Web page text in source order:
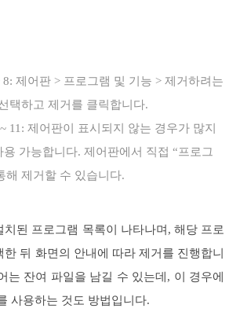
8: 제어판 > 프로그램 및 기능 > 제거하려는
택하고 제거를 클릭합니다.
11: 제어판이 표시되지 않는 경우가 많지
용 가능합니다. 제어판에서 직접 “프로그
해 제거할 수 있습니다.
치된 프로그램 목록이 나타나며, 해당 프로
뒤 화면의 안내에 따라 제거를 진행합니
는 잔여 파일을 남길 수 있는데, 이 경우에
사용하는 것도 방법입니다.